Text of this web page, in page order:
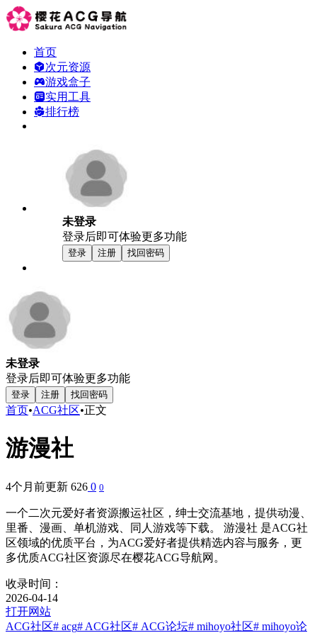
首页
次元资源
游戏盒子
实用工具
排行榜
未登录
登录后即可体验更多功能
登录 注册 找回密码
未登录
登录后即可体验更多功能
登录 注册 找回密码
首页•ACG社区•正文
游漫社
4个月前更新 626 0 0
一个二次元爱好者资源搬运社区，绅士交流基地，提供动漫、
里番、漫画、单机游戏、同人游戏等下载。 游漫社 是ACG社
区领域的优质平台，为ACG爱好者提供精选内容与服务，更
多优质ACG社区资源尽在樱花ACG导航网。
收录时间：
2026-04-14
打开网站
ACG社区# acg# ACG社区# ACG论坛# mihoyo社区# mihoyo论